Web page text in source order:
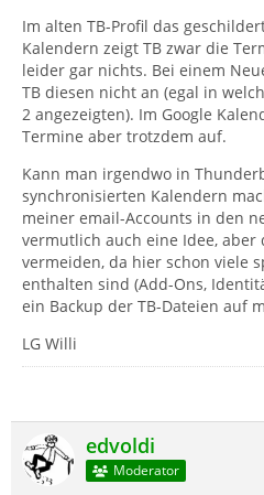
Im alten TB-Profil das
Kalendern zeigt TB zwar die
leider gar nichts. Bei einem
TB diesen nicht an (egal in
2 angezeigten). Im Google
Termine aber trotzdem auf.
Kann man irgendwo in
synchronisierten Kalendern
meiner email-Accounts in den
vermutlich auch eine Idee, aber
vermeiden, da hier schon viele
enthalten sind (Add-Ons,
ein Backup der TB-Dateien auf
LG Willi
edvoldi
Moderator